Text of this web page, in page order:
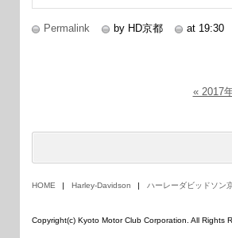
Permalink by HD京都 at 19:30
« 2017
HOME Harley-Davidson ハーレーダビッドソン
Copyright(c) Kyoto Motor Club Corporation. All Rights